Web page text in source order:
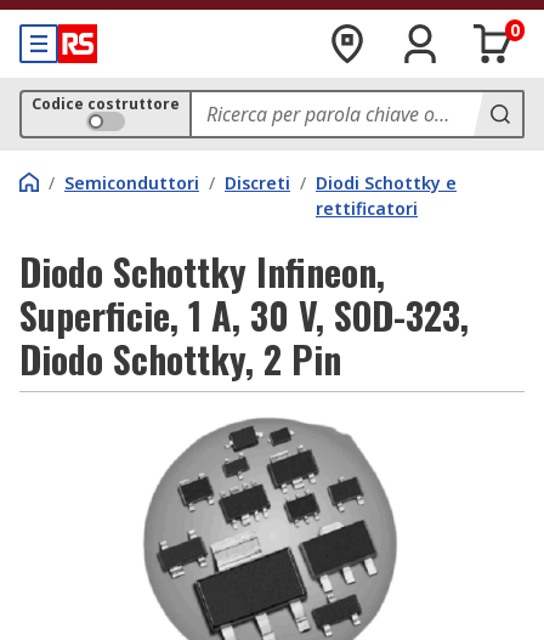
0
Codice costruttore
/ Semiconduttori / Discreti / Diodi Schottky e
rettificatori
Diodo Schottky Infineon,
Superficie, 1 A, 30 V, SOD-323,
Diodo Schottky, 2 Pin